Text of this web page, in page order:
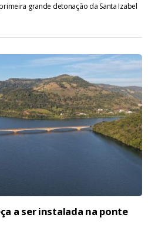
grande detonação da Santa Izabel
a ser instalada na ponte